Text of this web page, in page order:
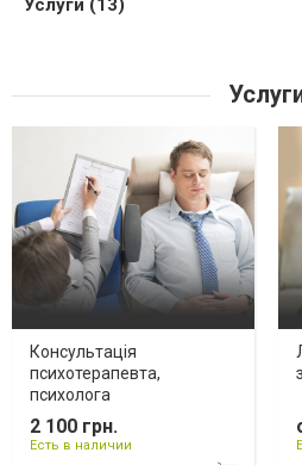
Консультація
психотерапевта,
психолога
2 100 грн.
Есть в наличии